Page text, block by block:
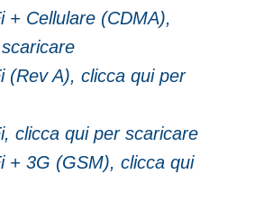
+ Cellulare (CDMA),
(Rev A), clicca qui per
clicca qui per scaricare
+ 3G (GSM), clicca qui